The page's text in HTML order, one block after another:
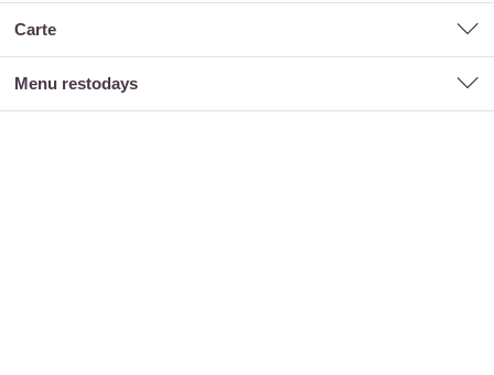
carte
menu restodays